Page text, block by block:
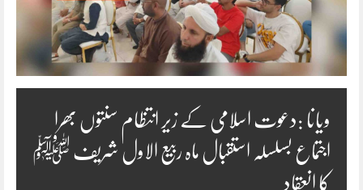
ویانا :دعوت اسلامی کے زیر انتظام سنتوں بھرا
اجتماع بسلسلہ استقبال ماہ ربیع الاول شریف ﷺ
کا انعقاد